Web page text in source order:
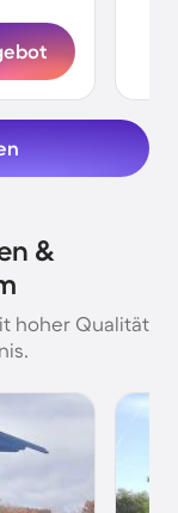
&
hoher Qualität